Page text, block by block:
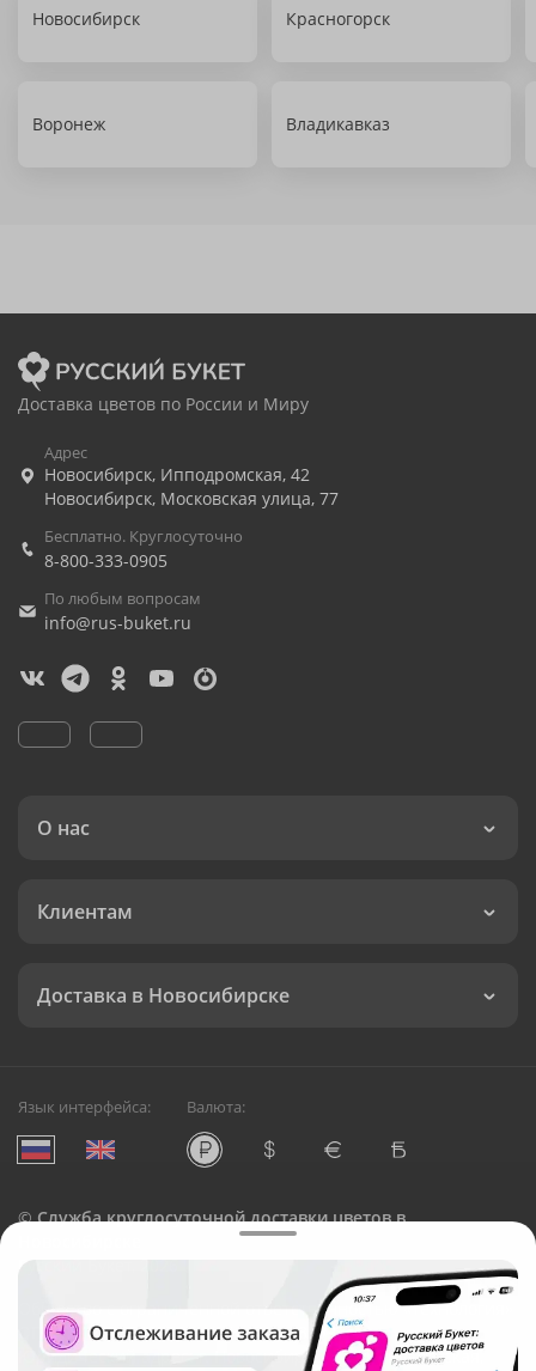
Новосибирск Красногорск
Воронеж Владикавказ
Доставка цветов по России и Миру
Адрес
Новосибирск, Ипподромская, 42
Новосибирск, Московская улица, 77
Бесплатно. Круглосуточно
8-800-333-0905
По любым вопросам
info@rus-buket.ru
О нас
Клиентам
Доставка в Новосибирске
Язык интерфейса: Валюта:
©Служба круглосуточной доставки цветов в
Русский Букет, 2026
Общество с ограниченной ответственностью «Технология»
ОГРН: 1195476081745, ИНН: 5410081997
Юридический адрес: г. Новосибирск, ул. Ипподромская,